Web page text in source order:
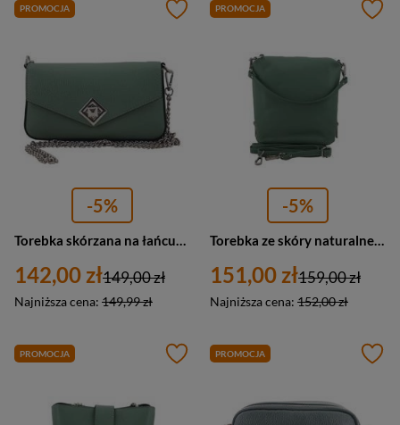
PROMOCJA
-5%
142,00 zł
Najniższa cena: 149,99 zł
149,00 zł
PROMOCJA
-5%
151,00 zł
Najniższa cena: 152,00 zł
159,00 zł
PROMOCJA PROMOCJA